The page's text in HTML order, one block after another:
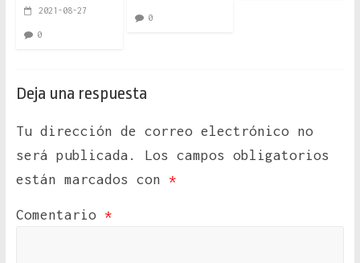
2021-08-27
0
0
Deja una respuesta
Tu dirección de correo electrónico no
será publicada.
Los campos obligatorios
están marcados con *
Comentario *